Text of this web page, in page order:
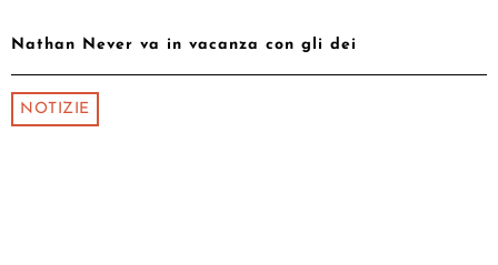
Nathan Never va in vacanza con gli dei
NOTIZIE